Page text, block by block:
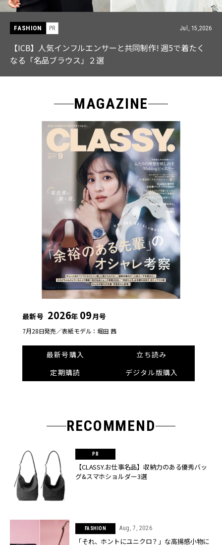
FASHION PR Jul, 15,2026
【ICB】人気インフルエンサーと共同制作! 週5で着たく
なる「名品ブラウス」２選
MAGAZINE
最新号 2026年 09月号
7月28日発売／表紙モデル：堀田 茜
最新号購入
立ち読み
定期購読
デジタル版購入
RECOMMEND
【CLASSY.お仕事名品】収納力のある優秀バッ
グ&スマホショルダー3選
FASHION Aug, 7, 2026
「それ、ホントにユニクロ？」な高揚感小物に